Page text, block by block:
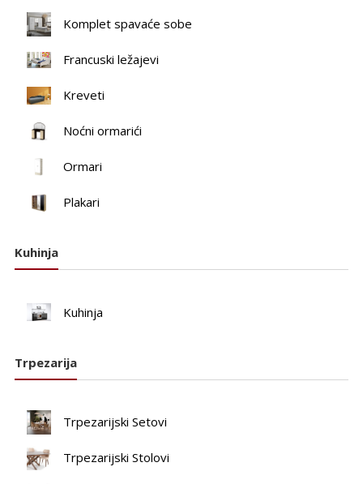
Komplet spavaće sobe
Francuski ležajevi
Kreveti
Noćni ormarići
Ormari
Plakari
Kuhinja
Kuhinja
Trpezarija
Trpezarijski Setovi
Trpezarijski Stolovi